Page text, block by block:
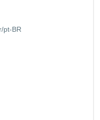
pt-BR